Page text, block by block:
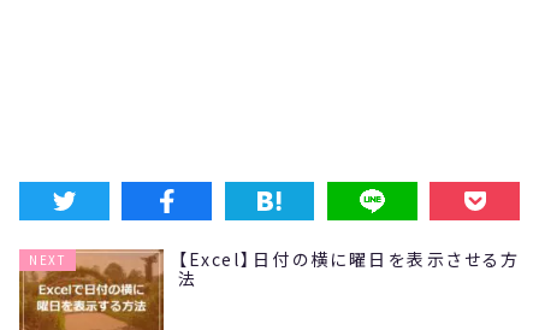
NEXT
【Excel】日付の横に曜日を表示させる方
法